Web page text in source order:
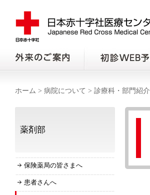
ホーム > 病院について > 診療科・部門紹介
薬剤部
保険薬局の皆さまへ
患者さんへ